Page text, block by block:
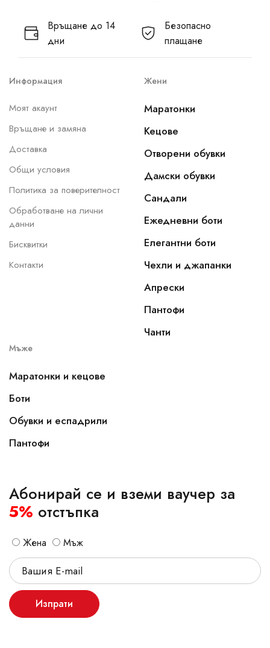
Връщане до 14
дни
Безопасно
плащане
Информация
Моят акаунт
Връщане и замяна
Доставка
Общи условия
Политика за поверителност
Обработване на лични
данни
Бисквитки
Контакти
Жени
Маратонки
Кецове
Отворени обувки
Дамски обувки
Сандали
Ежедневни боти
Елегантни боти
Чехли и джапанки
Апрески
Пантофи
Чанти
Мъже
Маратонки и кецове
Боти
Обувки и еспадрили
Пантофи
Абонирай се и вземи ваучер за
5% отстъпка
Жена Мъж
Изпрати